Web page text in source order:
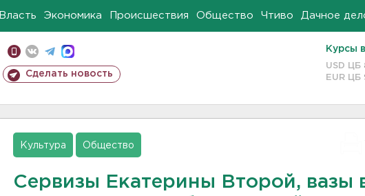
Власть Экономика Происшествия Общество Чтиво Дачное
Сделать новость
Курсы
USD ЦБ
EUR ЦБ
Культура Общество
Сервизы Екатерины Второй, вазы